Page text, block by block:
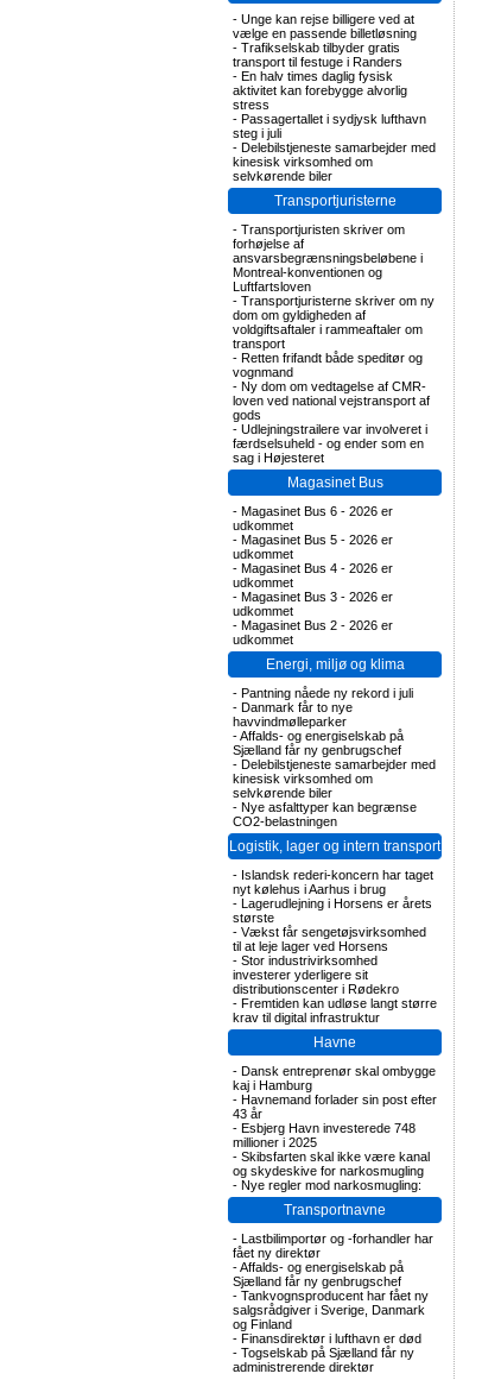
- Unge kan rejse billigere ved at
vælge en passende billetløsning
- Trafikselskab tilbyder gratis
transport til festuge i Randers
- En halv times daglig fysisk
aktivitet kan forebygge alvorlig
stress
- Passagertallet i sydjysk lufthavn
steg i juli
- Delebilstjeneste samarbejder med
kinesisk virksomhed om
selvkørende biler
Transportjuristerne
- Transportjuristen skriver om
forhøjelse af
ansvarsbegrænsningsbeløbene i
Montreal-konventionen og
Luftfartsloven
- Transportjuristerne skriver om ny
dom om gyldigheden af
voldgiftsaftaler i rammeaftaler om
transport
- Retten frifandt både speditør og
vognmand
- Ny dom om vedtagelse af CMR-
loven ved national vejstransport af
gods
- Udlejningstrailere var involveret i
færdselsuheld - og ender som en
sag i Højesteret
Magasinet Bus
- Magasinet Bus 6 - 2026 er
udkommet
- Magasinet Bus 5 - 2026 er
udkommet
- Magasinet Bus 4 - 2026 er
udkommet
- Magasinet Bus 3 - 2026 er
udkommet
- Magasinet Bus 2 - 2026 er
udkommet
Energi, miljø og klima
- Pantning nåede ny rekord i juli
- Danmark får to nye
havvindmølleparker
-Affalds- og energiselskab på
Sjælland får ny genbrugschef
- Delebilstjeneste samarbejder med
kinesisk virksomhed om
selvkørende biler
- Nye asfalttyper kan begrænse
CO2-belastningen
Logistik, lager og intern transport
- Islandsk rederi-koncern har taget
nyt kølehus i Aarhus i brug
- Lagerudlejning i Horsens er årets
største
- Vækst får sengetøjsvirksomhed
til at leje lager ved Horsens
- Stor industrivirksomhed
investerer yderligere sit
distributionscenter i Rødekro
- Fremtiden kan udløse langt større
krav til digital infrastruktur
Havne
- Dansk entreprenør skal ombygge
kaj i Hamburg
- Havnemand forlader sin post efter
43 år
- Esbjerg Havn investerede 748
millioner i 2025
- Skibsfarten skal ikke være kanal
og skydeskive for narkosmugling
- Nye regler mod narkosmugling:
Transportnavne
- Lastbilimportør og -forhandler har
fået ny direktør
-Affalds- og energiselskab på
Sjælland får ny genbrugschef
- Tankvognsproducent har fået ny
salgsrådgiver i Sverige, Danmark
og Finland
- Finansdirektør i lufthavn er død
- Togselskab på Sjælland får ny
administrerende direktør